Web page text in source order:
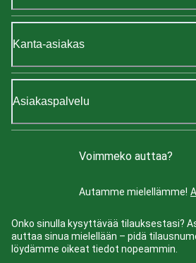
Kanta-asiakas
Asiakaspalvelu
Voimmeko auttaa?
Autamme mielellämme!
Onko sinulla kysyttävää tilauksestasi?
auttaa sinua mielellään – pidä
löydämme oikeat tiedot nopeammin.